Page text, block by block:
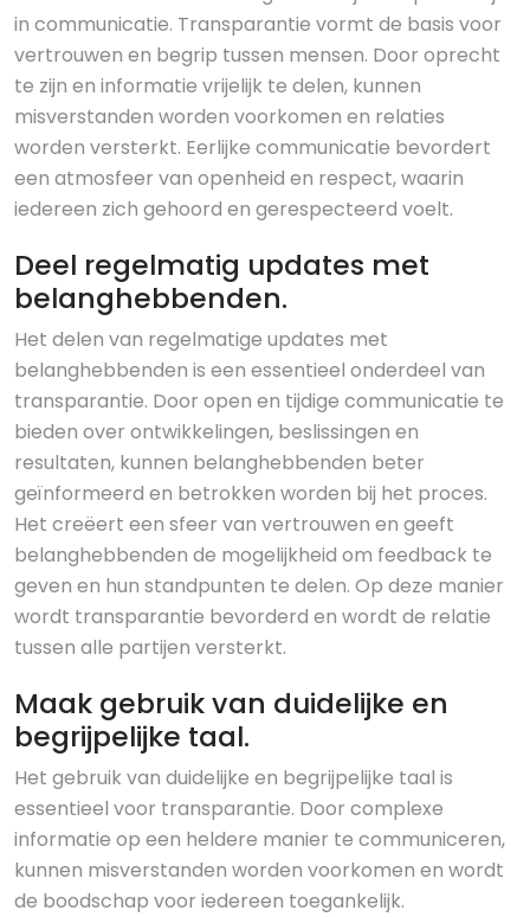
in communicatie. Transparantie vormt de basis voor
vertrouwen en begrip tussen mensen. Door oprecht
te zijn en informatie vrijelijk te delen, kunnen
misverstanden worden voorkomen en relaties
worden versterkt. Eerlijke communicatie bevordert
een atmosfeer van openheid en respect, waarin
iedereen zich gehoord en gerespecteerd voelt.
Deel regelmatig updates met
belanghebbenden.
Het delen van regelmatige updates met
belanghebbenden is een essentieel onderdeel van
transparantie. Door open en tijdige communicatie te
bieden over ontwikkelingen, beslissingen en
resultaten, kunnen belanghebbenden beter
geïnformeerd en betrokken worden bij het proces.
Het creëert een sfeer van vertrouwen en geeft
belanghebbenden de mogelijkheid om feedback te
geven en hun standpunten te delen. Op deze manier
wordt transparantie bevorderd en wordt de relatie
tussen alle partijen versterkt.
Maak gebruik van duidelijke en
begrijpelijke taal.
Het gebruik van duidelijke en begrijpelijke taal is
essentieel voor transparantie. Door complexe
informatie op een heldere manier te communiceren,
kunnen misverstanden worden voorkomen en wordt
de boodschap voor iedereen toegankelijk.